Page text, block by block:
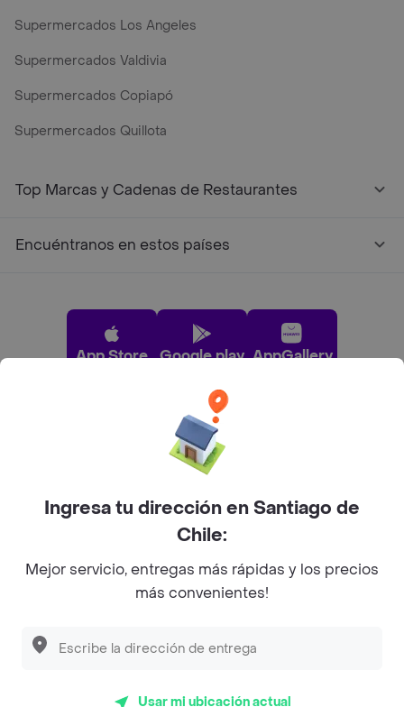
Descubre las PROMOCIONES que tenemos
Supermercados Los Angeles
Supermercados Valdivia
Supermercados Copiapó
Supermercados Quillota
Top Marcas y Cadenas de Restaurantes
Encuéntranos en estos países
App Store Google play AppGallery
Pide tu comida favorita cerca de ti
Categorías
Ingresa tu dirección en Santiago de
Chile:
Mejor servicio, entregas más rápidas y los precios
más convenientes!
Usar mi ubicación actual